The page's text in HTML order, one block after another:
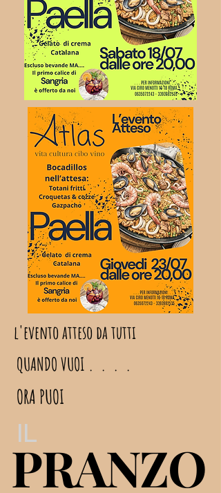
l'evento atteso da tutti
QUANDO VUOI . . . .
ORA PUOI
IL
PRANZO
PRANZO